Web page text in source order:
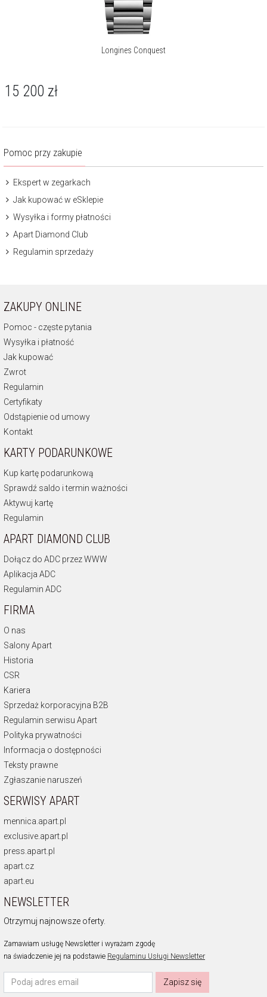
Longines Conquest
15 200 zł
Pomoc przy zakupie
Ekspert w zegarkach
Jak kupować w eSklepie
Wysyłka i formy płatności
Apart Diamond Club
Regulamin sprzedaży
ZAKUPY ONLINE
Pomoc - częste pytania
Wysyłka i płatność
Jak kupować
Zwrot
Regulamin
Certyfikaty
Odstąpienie od umowy
Kontakt
KARTY PODARUNKOWE
Kup kartę podarunkową
Sprawdź saldo i termin ważności
Aktywuj kartę
Regulamin
APART DIAMOND CLUB
Dołącz do ADC przez WWW
Aplikacja ADC
Regulamin ADC
FIRMA
O nas
Salony Apart
Historia
CSR
Kariera
Sprzedaż korporacyjna B2B
Regulamin serwisu Apart
Polityka prywatności
Informacja o dostępności
Teksty prawne
Zgłaszanie naruszeń
SERWISY APART
mennica.apart.pl
exclusive.apart.pl
press.apart.pl
apart.cz
apart.eu
NEWSLETTER
Otrzymuj najnowsze oferty.
Zamawiam usługę Newsletter i wyrażam zgodę
na świadczenie jej na podstawie Regulaminu Usługi Newsletter
Zapisz się